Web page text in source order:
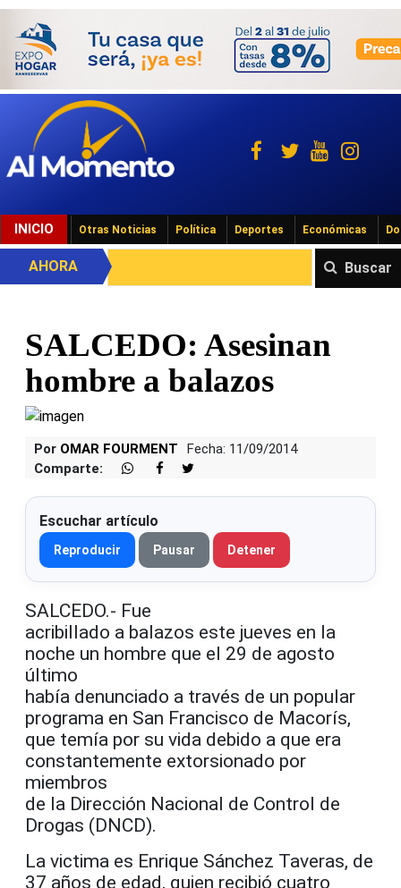
INICIO Otras Noticias Política Deportes Económicas
Buscar
AHORA
SALCEDO: Asesinan
hombre a balazos
Por OMAR FOURMENT
Fecha: 11/09/2014
Comparte:
Escuchar artículo
Reproducir Pausar Detener
SALCEDO.- Fue
acribillado a balazos este jueves en la
noche un hombre que el 29 de agosto
último
había denunciado a través de un popular
programa en San Francisco de Macorís,
que temía por su vida debido a que era
constantemente extorsionado por
miembros
de la Dirección Nacional de Control de
Drogas (DNCD).
La victima es Enrique Sánchez Taveras, de
37 años de edad, quien recibió cuatro